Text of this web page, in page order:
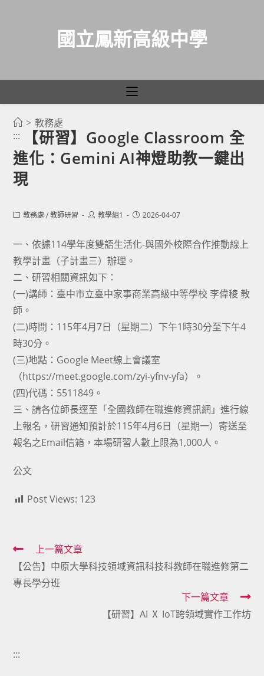
國立鳳新高級中學
> 教務處
:::
【研習】Google Classroom 全
進化：Gemini AI神燈助教一鍵出
現
Post教務處 / 教師研習
Post教學組1
Post2026-04-07
一、依據114學年度雙語生活化-與國外校際合作推動線上
教學計畫（子計畫三）辦理。
二、研習相關資訊如下：
(一)講師：臺中市立臺中家事商業高級中等學校 李偉稜 教
師。
(二)時間：115年4月7日（星期二）下午1時30分至下午4
時30分。
(三)地點：Google Meet線上會議室
（https://meet.google.com/zyi-yfnv-yfa）。
(四)代碼：5511849。
三、請各位師長逕至「全國教師在職進修資訊網」進行線
上報名，研習通知預計於115年4月6日（星期一）寄送至
報名之Email信箱，本場研習人數上限為1,000人。
公文
Post Views: 123
Read
more
articles
上一篇文章
【公告】中原大學科技領域資訊科技科教師在職進修第二
專長學分班
下一篇文章
【研習】AI Ⅹ IoT跨領域實作工作坊
:::